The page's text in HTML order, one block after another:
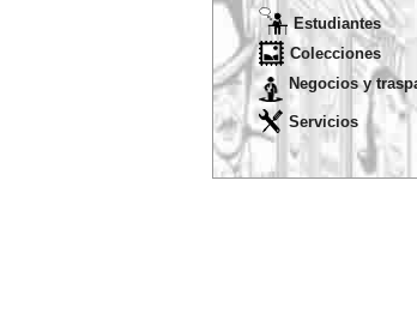
Estudiantes
Colecciones
Negocios y
Servicios